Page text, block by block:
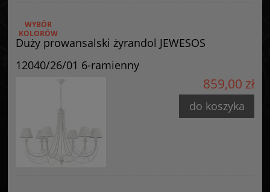
Duży prowansalski żyrandol JEWESOS
12040/26/01 6-ramienny
WYBÓR
KOLORÓW
859,00 zł
do koszyka